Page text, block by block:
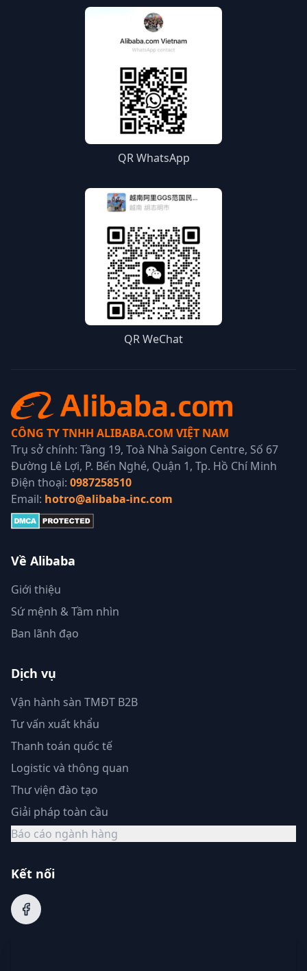
QR WhatsApp
QR WeChat
CÔNG TY TNHH ALIBABA.COM VIỆT NAM
Trụ sở chính: Tầng 19, Toà Nhà Saigon Centre, Số 67
Đường Lê Lợi, P. Bến Nghé, Quận 1, Tp. Hồ Chí Minh
Điện thoại: 0987258510
Email: hotro@alibaba-inc.com
Về Alibaba
Giới thiệu
Sứ mệnh & Tầm nhìn
Ban lãnh đạo
Dịch vụ
Vận hành sàn TMĐT B2B
Tư vấn xuất khẩu
Thanh toán quốc tế
Logistic và thông quan
Thư viện đào tạo
Giải pháp toàn cầu
Báo cáo ngành hàng
Kết nối